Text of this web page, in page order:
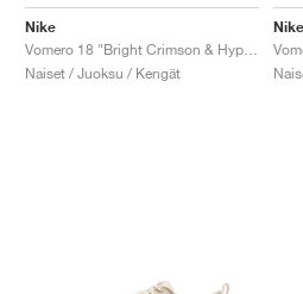
Nike
Naiset / Juoksu / Kengät
Nike